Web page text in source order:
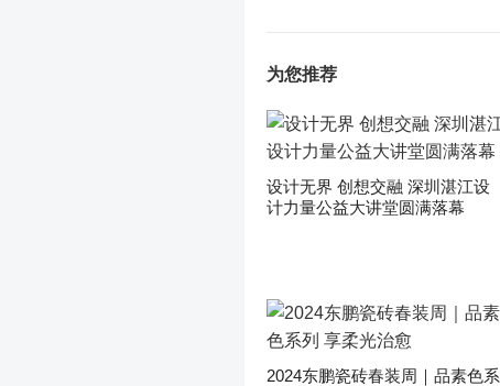
为您推荐
设计无界 创想交融 深圳湛江设
计力量公益大讲堂圆满落幕
2024东鹏瓷砖春装周｜品素色系